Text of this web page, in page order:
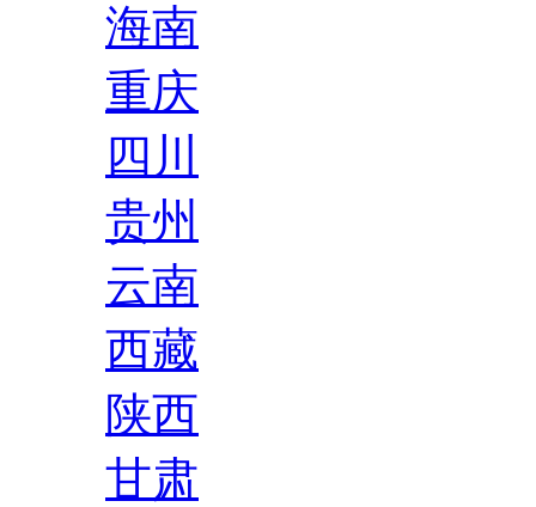
海南
重庆
四川
贵州
云南
西藏
陕西
甘肃